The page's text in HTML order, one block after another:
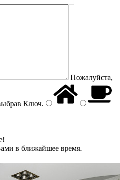
Пожалуйста,
Ключ.
в ближайшее время.